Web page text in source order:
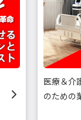
医療＆介
のための